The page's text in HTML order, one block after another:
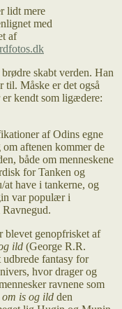
lidt mere
med
af
skabt verden. Han
til. Måske er det også
kendt som ligædere:
af Odins egne
aftenen kommer de
både om menneskene
for Tanken og
have i tankerne, og
var populær i
blevet genopfrisket af
ild (George R.R.
fantasy for
hvor drager og
ravnene som
om is og ild den